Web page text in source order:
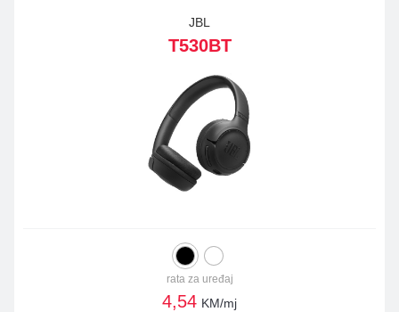
JBL
T530BT
rata za uređaj
4,54 KM/mj